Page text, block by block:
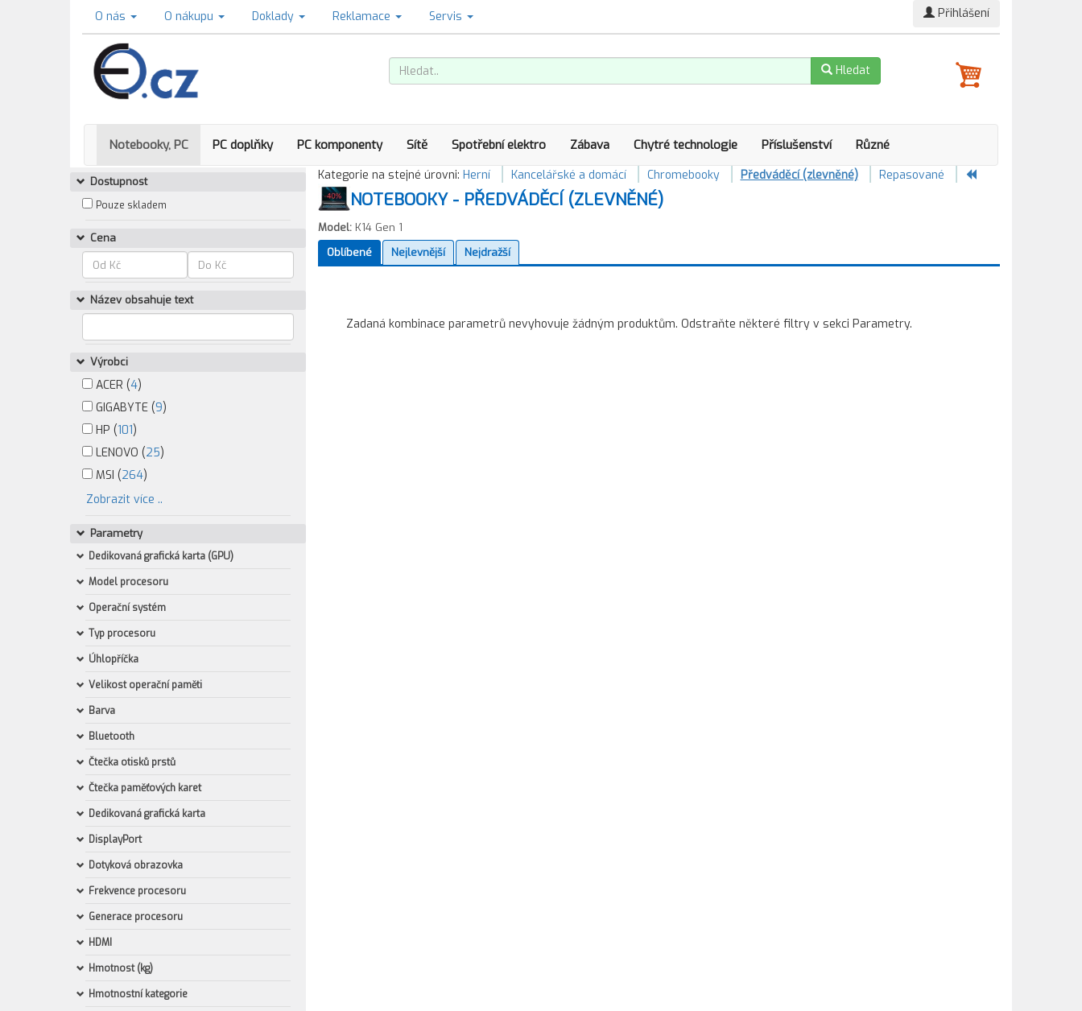
O nás O nákupu Doklady Reklamace Servis Přihlášení
Hledat
Notebooky, PC PC doplňky PC komponenty Sítě Spotřební elektro Zábava Chytré technologie Příslušenství Různé
Dostupnost
Pouze skladem
Cena
Název obsahuje text
Výrobci
ACER (4)
GIGABYTE (9)
HP (101)
LENOVO (25)
MSI (264)
Zobrazit více ..
Parametry
Dedikovaná grafická karta (GPU)
Model procesoru
Operační systém
Typ procesoru
Úhlopříčka
Velikost operační paměti
Barva
Bluetooth
Čtečka otisků prstů
Čtečka paměťových karet
Dedikovaná grafická karta
DisplayPort
Dotyková obrazovka
Frekvence procesoru
Generace procesoru
HDMI
Hmotnost (kg)
Hmotnostní kategorie
Kategorie na stejné úrovni: Herní Kancelářské a domácí Chromebooky Předváděcí (zlevněné) Repasované
NOTEBOOKY - PŘEDVÁDĚCÍ (ZLEVNĚNÉ)
Model:K14 Gen 1
Oblíbené
Nejlevnější Nejdražší
Zadaná kombinace parametrů nevyhovuje žádným produktům. Odstraňte některé filtry v sekci Parametry.